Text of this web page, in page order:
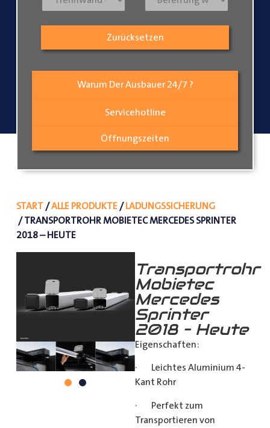
Warum Der Ausbauer 24/7 ?
Servicehotline
Öffnungszeiten
Zurücksetzen
START/ALLE PRODUKTE/LADUNGSSICHERUNG
/ TRANSPORTROHR MOBIETEC MERCEDES SPRINTER
2018 – HEUTE
Transportrohr
Mobietec
Mercedes
Sprinter
2018 – Heute
Eigenschaften:
· Leichtes Aluminium 4-
Kant Rohr
· Perfekt zum
Transportieren von